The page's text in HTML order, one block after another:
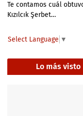
Te contamos cuál
Kızılcık Şerbet…
Select Language ▼
Lo más visto